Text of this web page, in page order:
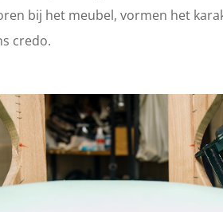
bij het meubel, vormen het
credo.